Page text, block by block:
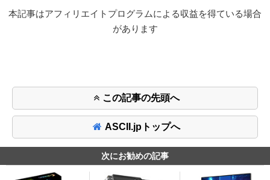
本記事はアフィリエイトプログラムによる収益を得ている場合
があります
この記事の先頭へ
ASCII.jpトップへ
次にお勧めの記事